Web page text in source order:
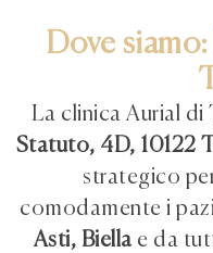
Dove
La clinica Aurial
Statuto, 4D, 10122
strategico
comodamente i
Asti, Biellae da